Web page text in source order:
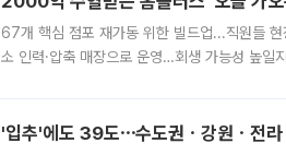
67개 핵심 점포 재가동 위한 빌드업...직원들
소 인력·압축 매장으로 운영…회생 가능성 높일
'입추'에도 39도⋯수도권ㆍ강원ㆍ전